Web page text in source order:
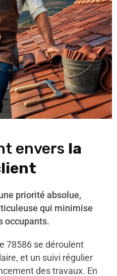
envers la
priorité absolue,
qui minimise
occupants.
78586 se déroulent
et un suivi régulier
des travaux. En